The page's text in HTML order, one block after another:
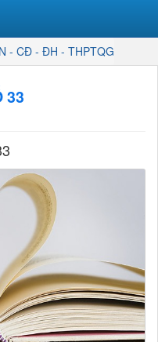
- CĐ - ĐH - THPTQG
33